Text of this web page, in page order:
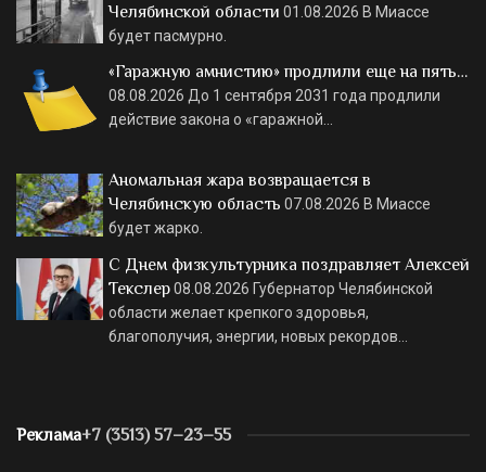
Челябинской области 01.08.2026 В Миассе
будет пасмурно.
«Гаражную амнистию» продлили еще на пять…
08.08.2026 До 1 сентября 2031 года продлили
действие закона о «гаражной…
Аномальная жара возвращается в
Челябинскую область 07.08.2026 В Миассе
будет жарко.
С Днем физкультурника поздравляет Алексей
Текслер08.08.2026 Губернатор Челябинской
области желает крепкого здоровья,
благополучия, энергии, новых рекордов…
Реклама+7 (3513) 57–23–55